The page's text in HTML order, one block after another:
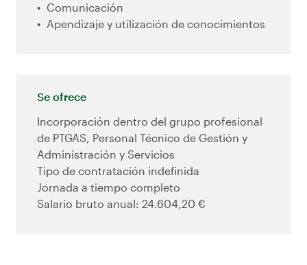
Comunicación
Apendizaje y utilización de conocimientos
Se ofrece
Incorporación dentro del grupo profesional
de PTGAS, Personal Técnico de Gestión y
Administración y Servicios
Tipo de contratación indefinida
Jornada a tiempo completo
Salario bruto anual: 24.604,20 €